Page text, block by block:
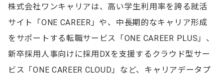
株式会社ワンキャリアは、高い学生利用率を誇る就活
サイト「ONE CAREER」や、中長期的なキャリア形成
をサポートする転職サービス「ONE CAREER PLUS」、
新卒採用人事向けに採用DXを支援するクラウド型サー
ビス「ONE CAREER CLOUD」など、キャリアデータプ